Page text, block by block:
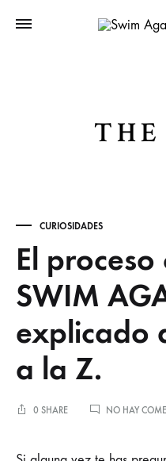
THE
CURIOSIDADES
El
SWIM
explicado
a la Z.
0 SHARE NO HAY